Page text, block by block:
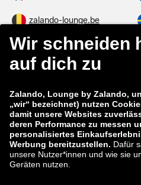
zalando-lounge.be
zalando-lounge.fi
zalando-lounge.co.uk
zalando-prive.es
zalando-lounge.lt
zalando-lounge.ro